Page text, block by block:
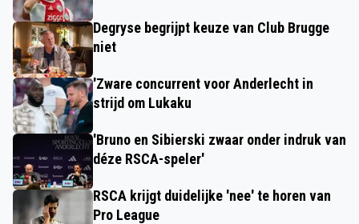
Degryse begrijpt keuze van Club Brugge
niet
'Zware concurrent voor Anderlecht in
strijd om Lukaku
'Bruno en Sibierski zwaar onder indruk van
déze RSCA-speler'
RSCA krijgt duidelijke 'nee' te horen van
Pro League